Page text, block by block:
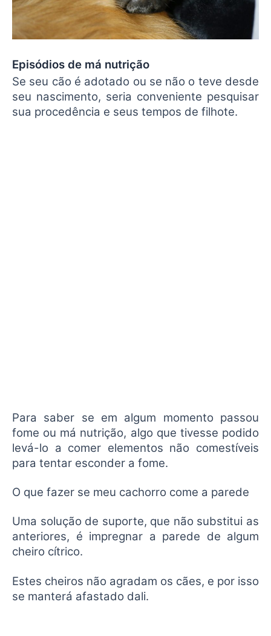
Episódios de má nutrição
Se seu cão é adotado ou se não o teve desde
seu nascimento, seria conveniente pesquisar
sua procedência e seus tempos de filhote.
Para saber se em algum momento passou
fome ou má nutrição, algo que tivesse podido
levá-lo a comer elementos não comestíveis
para tentar esconder a fome.
O que fazer se meu cachorro come a parede
Uma solução de suporte, que não substitui as
anteriores, é impregnar a parede de algum
cheiro cítrico.
Estes cheiros não agradam os cães, e por isso
se manterá afastado dali.